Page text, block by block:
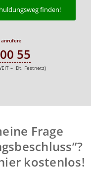
finden!
anrufen:
55
– Dt. Festnetz)
Frage
kostenlos!